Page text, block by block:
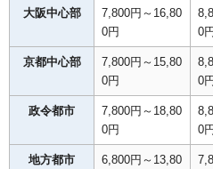
大阪中心部
7,800円～16,80
0円
0円
京都中心部
7,800円～15,80
0円
0円
政令都市
7,800円～18,80
0円
0円
地方都市
6,800円～13,80